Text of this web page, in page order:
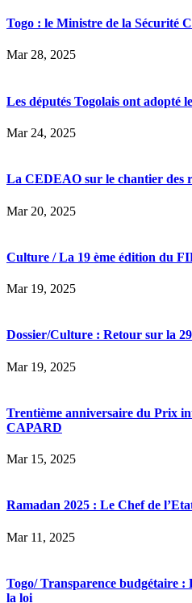
Togo : le Ministre de la Sécurité
Mar 28, 2025
Les députés Togolais ont adopté
Mar 24, 2025
La CEDEAO sur le chantier des
Mar 20, 2025
Culture / La 19 ème édition du
Mar 19, 2025
Dossier/Culture : Retour sur la
Mar 19, 2025
Trentième anniversaire du Prix
CAPARD
Mar 15, 2025
Ramadan 2025 : Le Chef de
Mar 11, 2025
Togo/ Transparence budgétaire :
la loi